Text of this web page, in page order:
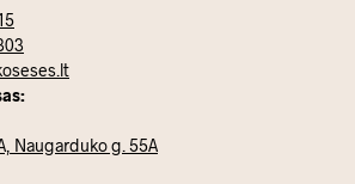
Naugarduko g. 55A